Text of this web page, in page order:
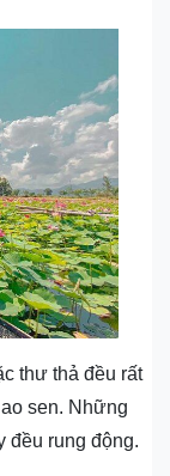
thư thả đều rất
sen. Những
đều rung động.